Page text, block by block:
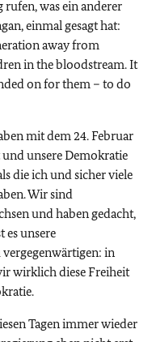
was ein anderer
einmal gesagt hat:
away from
in the bloodstream. It
on for them – to do
mit dem 24. Februar
unsere Demokratie
die ich und sicher viele
Wir sind
und haben gedacht,
es unsere
in
wirklich diese Freiheit
Tagen immer wieder